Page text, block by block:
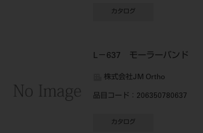
カタログ
L－637 モーラーバンド
株式会社JM Ortho
品目コード ：206350780637
カタログ